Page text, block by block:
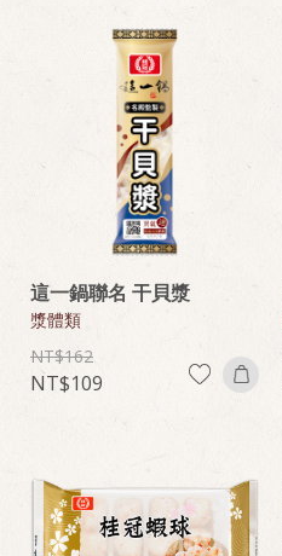
這一鍋聯名 干貝漿
漿體類
162
109